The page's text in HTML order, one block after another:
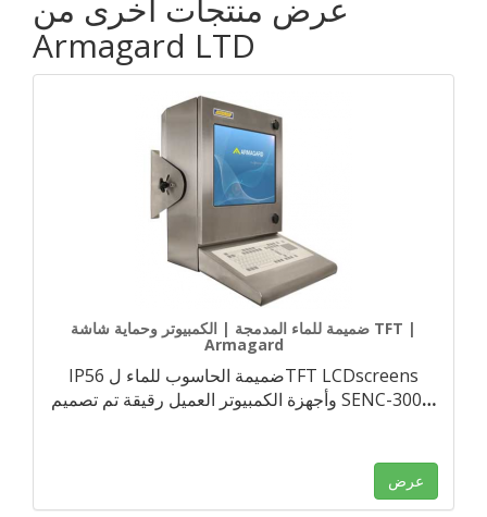
عرض منتجات أخرى من
Armagard LTD
ضميمة للماء المدمجة | الكمبيوتر وحماية شاشة TFT |
Armagard
IP56 ضميمة الحاسوب للماء لTFT LCDscreens
وأجهزة الكمبيوتر العميل رقيقة تم تصميم SENC-300…
عرض